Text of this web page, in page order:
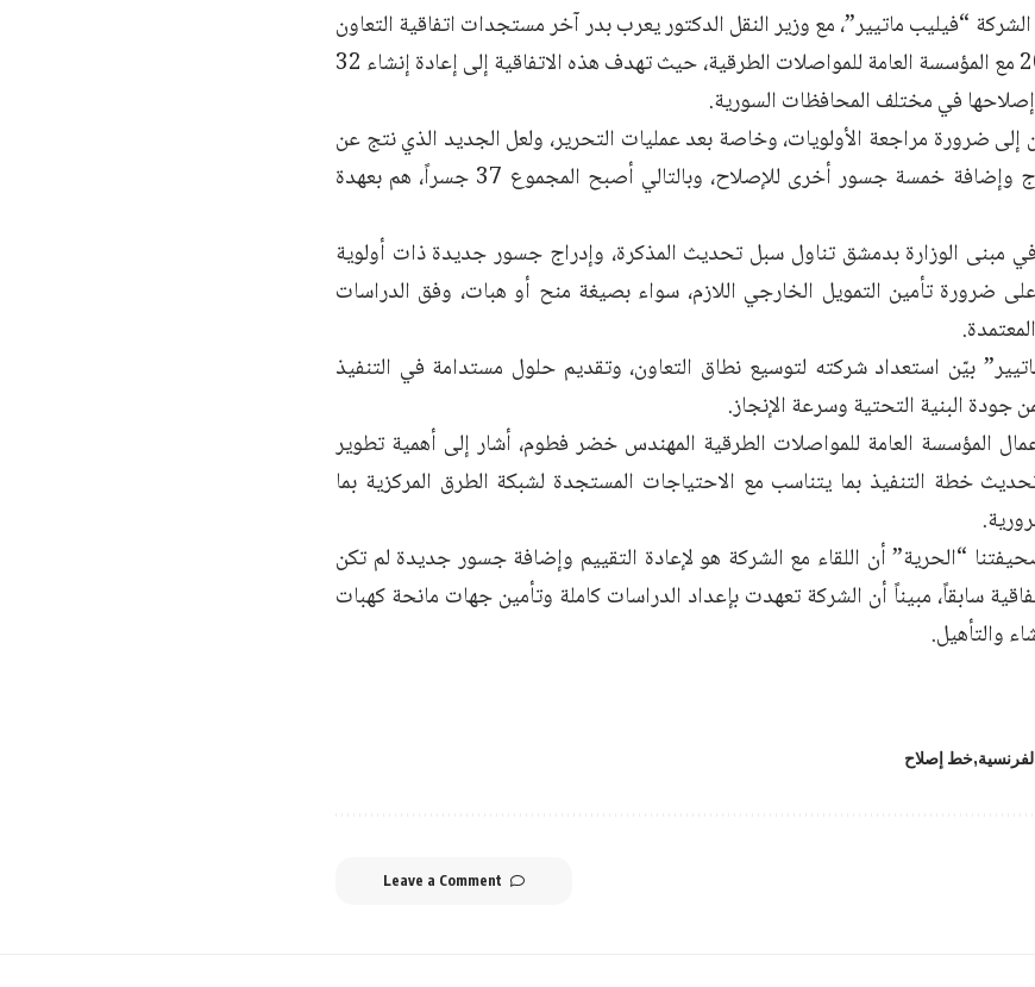
“فيليب ماتيير”، مع وزير النقل الدكتوريعرب بدرآخر مستجدات اتفاقية التعاون
الموقعة عام 2023 مع المؤسسة العامة للمواصلات الطرقية، حيث تهدف هذه الاتفاقية إلى إعادة إنشاء 32
في مختلف المحافظات السورية.
إلى ضرورة مراجعة الأولويات، وخاصة بعد عمليات التحرير، ولعل الجديد الذي نتج عن
الاجتماع هو إدراج وإضافة خمسة جسور أخرى للإصلاح، وبالتالي أصبح المجموع 37 جسراً، هم بعهدة
في مبنى الوزارة بدمشق تناول سبل تحديث المذكرة، وإدراج جسور جديدة ذات أولوية
ضرورة تأمين التمويل الخارجي اللازم، سواء بصيغة منح أو هبات، وفق الدراسات
بيّن استعداد شركته لتوسيع نطاق التعاون، وتقديم حلول مستدامة في التنفيذ
جودة البنية التحتية وسرعة الإنجاز.
المؤسسة العامة للمواصلات الطرقية المهندس خضر فطوم، أشار إلى أهمية تطوير
خطة التنفيذ بما يتناسب مع الاحتياجات المستجدة لشبكة الطرق المركزية بما
“الحرية” أن اللقاء مع الشركة هو لإعادة التقييم وإضافة جسور جديدة لم تكن
سابقاً، مبيناً أن الشركة تعهدت بإعداد الدراسات كاملة وتأمين جهات مانحة كهبات
والتأهيل.
خط إصلاح
Leave a Comment